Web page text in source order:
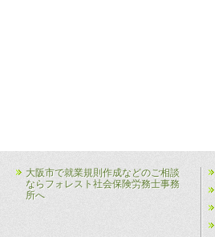
大阪市で就業規則作成などのご相談
ならフォレスト社会保険労務士事務
所へ